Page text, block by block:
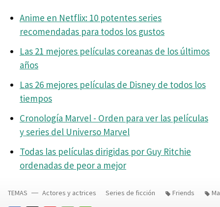
Anime en Netflix: 10 potentes series
recomendadas para todos los gustos
Las 21 mejores películas coreanas de los últimos
años
Las 26 mejores películas de Disney de todos los
tiempos
Cronología Marvel - Orden para ver las películas
y series del Universo Marvel
Todas las películas dirigidas por Guy Ritchie
ordenadas de peor a mejor
TEMAS Actores y actrices Series de ficción Friends